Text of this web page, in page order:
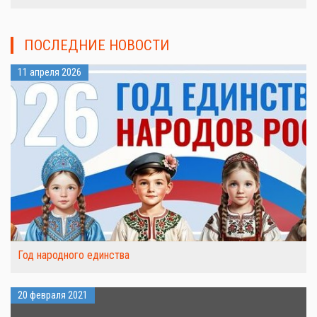
ПОСЛЕДНИЕ НОВОСТИ
11 апреля 2026
Год народного единства
20 февраля 2021